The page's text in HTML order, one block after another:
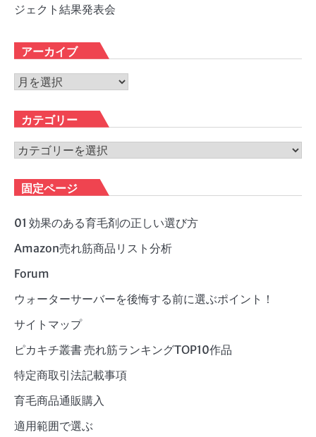
ジェクト結果発表会
アーカイブ
ア
カ
イ
ブ
カテゴリー
カ
ゴ
リ
ー
固定ページ
01 効果のある育毛剤の正しい選び方
Amazon売れ筋商品リスト分析
Forum
ウォーターサーバーを後悔する前に選ぶポイント！
サイトマップ
ピカキチ叢書 売れ筋ランキングTOP10作品
特定商取引法記載事項
育毛商品通販購入
適用範囲で選ぶ